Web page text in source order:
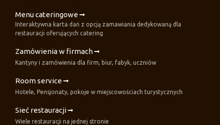
Menu cateringowe
Interaktywna karta dań z opcją zamawiania dedykowaną dla
restauracji oferujących catering
Zamówienia w firmach
Kantyny i zamówienia dla firm, biur, fabyk, uczniów
Room service
Hotele, Pensjonaty, pokoje w miejscowościach turystycznych
Sieć restauracji
Wiele restauracji na jednej stronie